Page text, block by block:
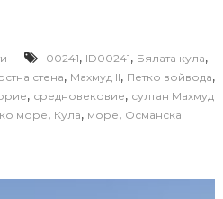
00241, ID00241, Бялата кула,
стена, Махмуд II, Петко войвода,
, средновековие, султан Махмуд
море, Кула, море, Османска